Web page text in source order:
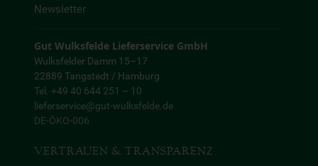
Newsletter
Gut Wulksfelde Lieferservice GmbH
Wulksfelder Damm 15–17
22889 Tangstedt / Hamburg
Tel. +49 40 644 251 – 10
lieferservice@gut-wulksfelde.de
DE-ÖKO-006
VERTRAUEN & TRANSPARENZ